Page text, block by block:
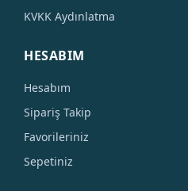
KVKK Aydınlatma
HESABIM
Hesabım
Sipariş Takip
Favorileriniz
Sepetiniz